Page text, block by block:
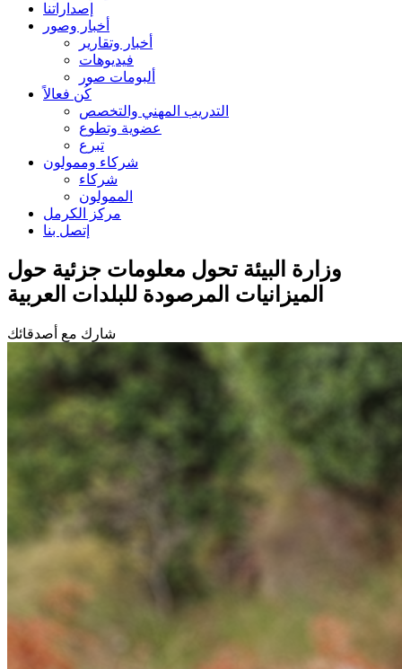
إصداراتنا
أخبار وصور
أخبار وتقارير
فيديوهات
ألبومات صور
كُن فعالاً
التدريب المهني والتخصص
عضوية وتطوع
تبرع
شركاء وممولون
شركاء
الممولون
مركز الكرمل
إتصل بنا
وزارة البيئة تحول معلومات جزئية حول
الميزانيات المرصودة للبلدات العربية
شارك مع أصدقائك